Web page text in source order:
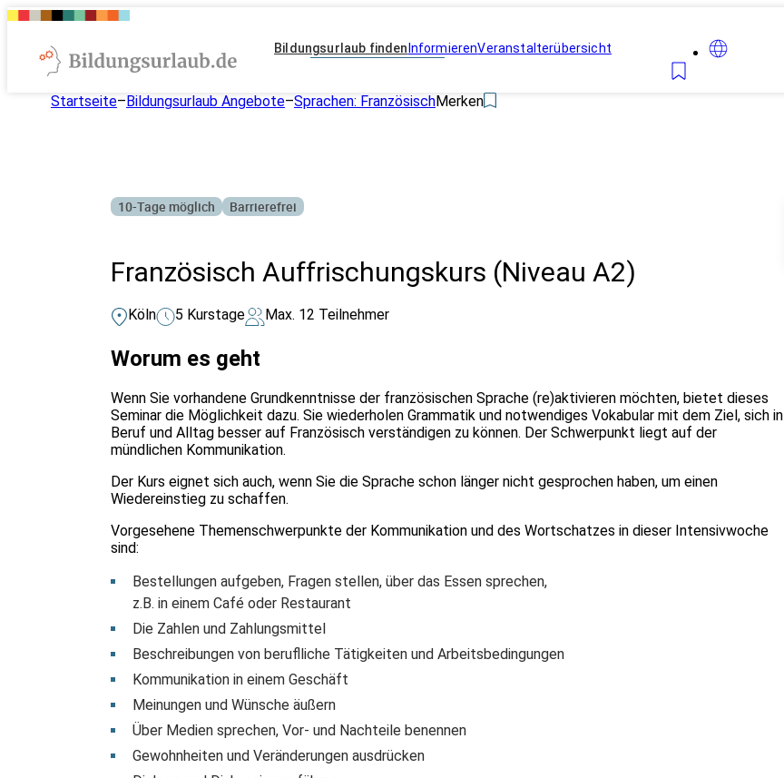
Bildungsurlaub finden InformierenVeranstalterübersicht
Startseite–Bildungsurlaub Angebote–Sprachen: FranzösischMerken
10-Tage möglich Barrierefrei
Französisch Auffrischungskurs (Niveau A2)
Köln 5 Kurstage Max. 12 Teilnehmer
Worum es geht
Wenn Sie vorhandene Grundkenntnisse der französischen Sprache (re)aktivieren möchten, bietet dieses
Seminar die Möglichkeit dazu. Sie wiederholen Grammatik und notwendiges Vokabular mit dem Ziel, sich in
Beruf und Alltag besser auf Französisch verständigen zu können. Der Schwerpunkt liegt auf der
mündlichen Kommunikation.
Der Kurs eignet sich auch, wenn Sie die Sprache schon länger nicht gesprochen haben, um einen
Wiedereinstieg zu schaffen.
Vorgesehene Themenschwerpunkte der Kommunikation und des Wortschatzes in dieser Intensivwoche
sind:
Bestellungen aufgeben, Fragen stellen, über das Essen sprechen,
z.B. in einem Café oder Restaurant
Die Zahlen und Zahlungsmittel
Beschreibungen von beruflliche Tätigkeiten und Arbeitsbedingungen
Kommunikation in einem Geschäft
Meinungen und Wünsche äußern
Über Medien sprechen, Vor- und Nachteile benennen
Gewohnheiten und Veränderungen ausdrücken